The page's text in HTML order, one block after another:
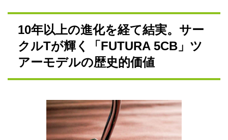
10年以上の進化を経て結実。サー
クルTが輝く「FUTURA 5CB」ツ
アーモデルの歴史的価値